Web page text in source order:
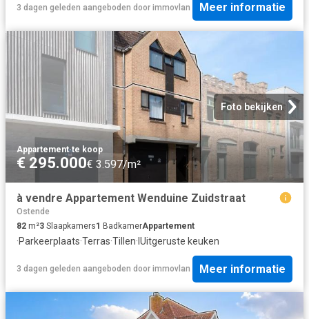
3 dagen geleden aangeboden door immovlan Meer informatie
Foto bekijken
Appartement·te koop
€ 295.000€ 3.597/m²
à vendre Appartement Wenduine Zuidstraat
Ostende
82 m²3 Slaapkamers1 BadkamerAppartement
·Parkeerplaats·Terras·Tillen·IUitgeruste keuken
3 dagen geleden aangeboden door immovlan Meer informatie